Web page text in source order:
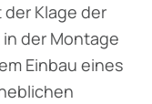
Klage der
der Montage
Einbau eines